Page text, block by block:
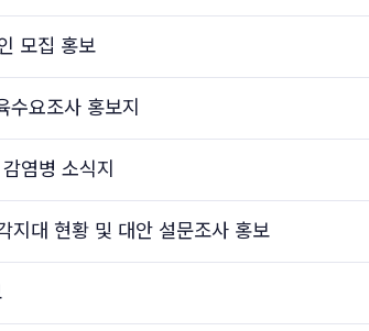
모집 홍보
요조사 홍보지
염병 소식지
지대 현황 및 대안 설문조사 홍보